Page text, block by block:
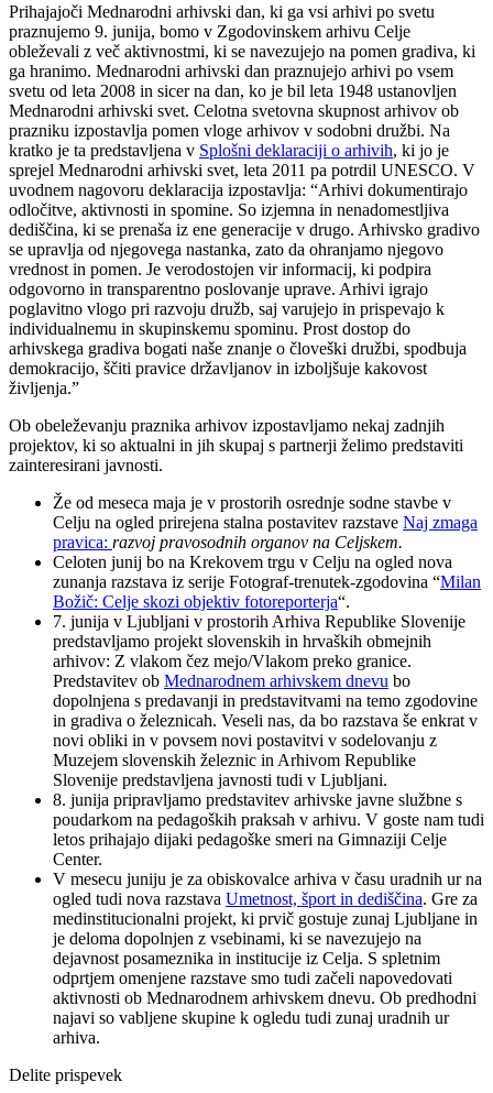
Prihajajoči Mednarodni arhivski dan, ki ga vsi arhivi po svetu
praznujemo 9. junija, bomo v Zgodovinskem arhivu Celje
obleževali z več aktivnostmi, ki se navezujejo na pomen gradiva, ki
ga hranimo. Mednarodni arhivski dan praznujejo arhivi po vsem
svetu od leta 2008 in sicer na dan, ko je bil leta 1948 ustanovljen
Mednarodni arhivski svet. Celotna svetovna skupnost arhivov ob
prazniku izpostavlja pomen vloge arhivov v sodobni družbi. Na
kratko je ta predstavljena v Splošni deklaraciji o arhivih, ki jo je
sprejel Mednarodni arhivski svet, leta 2011 pa potrdil UNESCO. V
uvodnem nagovoru deklaracija izpostavlja: “Arhivi dokumentirajo
odločitve, aktivnosti in spomine. So izjemna in nenadomestljiva
dediščina, ki se prenaša iz ene generacije v drugo. Arhivsko gradivo
se upravlja od njegovega nastanka, zato da ohranjamo njegovo
vrednost in pomen. Je verodostojen vir informacij, ki podpira
odgovorno in transparentno poslovanje uprave. Arhivi igrajo
poglavitno vlogo pri razvoju družb, saj varujejo in prispevajo k
individualnemu in skupinskemu spominu. Prost dostop do
arhivskega gradiva bogati naše znanje o človeški družbi, spodbuja
demokracijo, ščiti pravice državljanov in izboljšuje kakovost
življenja.”
Ob obeleževanju praznika arhivov izpostavljamo nekaj zadnjih
projektov, ki so aktualni in jih skupaj s partnerji želimo predstaviti
zainteresirani javnosti.
Že od meseca maja je v prostorih osrednje sodne stavbe v
Celju na ogled prirejena stalna postavitev razstave Naj zmaga
pravica: razvoj pravosodnih organov na Celjskem.
Celoten junij bo na Krekovem trgu v Celju na ogled nova
zunanja razstava iz serije Fotograf-trenutek-zgodovina “Milan
Božič: Celje skozi objektiv fotoreporterja“.
7. junija v Ljubljani v prostorih Arhiva Republike Slovenije
predstavljamo projekt slovenskih in hrvaških obmejnih
arhivov: Z vlakom čez mejo/Vlakom preko granice.
Predstavitev ob Mednarodnem arhivskem dnevu bo
dopolnjena s predavanji in predstavitvami na temo zgodovine
in gradiva o železnicah. Veseli nas, da bo razstava še enkrat v
novi obliki in v povsem novi postavitvi v sodelovanju z
Muzejem slovenskih železnic in Arhivom Republike
Slovenije predstavljena javnosti tudi v Ljubljani.
8. junija pripravljamo predstavitev arhivske javne službne s
poudarkom na pedagoških praksah v arhivu. V goste nam tudi
letos prihajajo dijaki pedagoške smeri na Gimnaziji Celje
Center.
V mesecu juniju je za obiskovalce arhiva v času uradnih ur na
ogled tudi nova razstava Umetnost, šport in dediščina. Gre za
medinstitucionalni projekt, ki prvič gostuje zunaj Ljubljane in
je deloma dopolnjen z vsebinami, ki se navezujejo na
dejavnost posameznika in institucije iz Celja. S spletnim
odprtjem omenjene razstave smo tudi začeli napovedovati
aktivnosti ob Mednarodnem arhivskem dnevu. Ob predhodni
najavi so vabljene skupine k ogledu tudi zunaj uradnih ur
arhiva.
Delite prispevek